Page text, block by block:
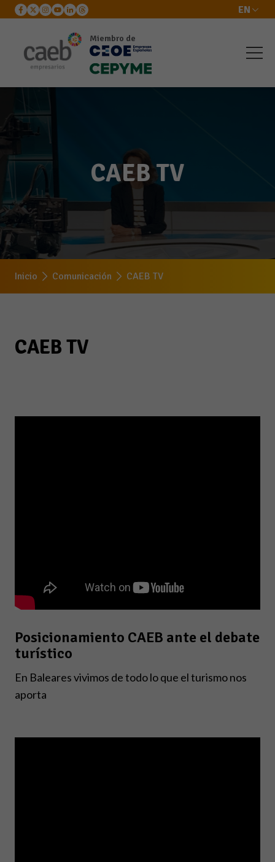
EN
Miembro de
CAEB TV
Inicio Comunicación CAEB TV
CAEB TV
Posicionamiento CAEB ante el debate
turístico
En Baleares vivimos de todo lo que el turismo nos
aporta